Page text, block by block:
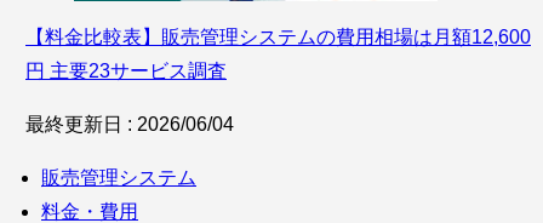
【料金比較表】販売管理システムの費用相場は月額12,600
円 主要23サービス調査
最終更新日 : 2026/06/04
販売管理システム
料金・費用